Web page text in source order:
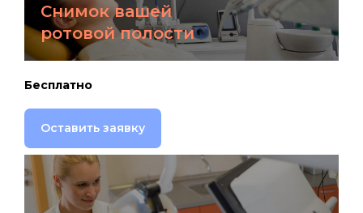
Снимок вашей
ротовой полости
Бесплатно
Оставить заявку